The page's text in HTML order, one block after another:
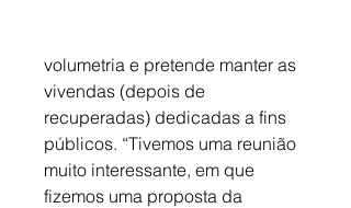
volumetria e pretende manter as
vivendas (depois de
recuperadas) dedicadas a fins
públicos. “Tivemos uma reunião
muito interessante, em que
fizemos uma proposta da